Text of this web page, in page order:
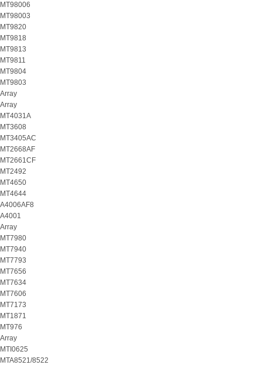
MT98006
MT98003
MT9820
MT9818
MT9813
MT9811
MT9804
MT9803
Array
Array
MT4031A
MT3608
MT3405AC
MT2668AF
MT2661CF
MT2492
MT4650
MT4644
A4006AF8
A4001
Array
MT7980
MT7940
MT7793
MT7656
MT7634
MT7606
MT7173
MT1871
MT976
Array
MTI0625
MTA8521/8522